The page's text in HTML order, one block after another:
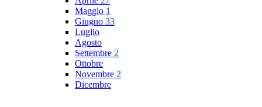
Maggio 1
Giugno 33
Luglio
Agosto
Settembre 2
Ottobre
Novembre 2
Dicembre